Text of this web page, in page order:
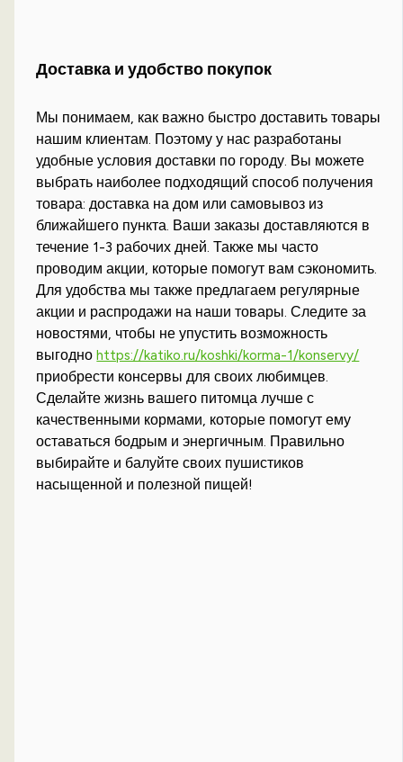
Доставка и удобство покупок
Мы понимаем, как важно быстро доставить товары
нашим клиентам. Поэтому у нас разработаны
удобные условия доставки по городу. Вы можете
выбрать наиболее подходящий способ получения
товара: доставка на дом или самовывоз из
ближайшего пункта. Ваши заказы доставляются в
течение 1-3 рабочих дней. Также мы часто
проводим акции, которые помогут вам сэкономить.
Для удобства мы также предлагаем регулярные
акции и распродажи на наши товары. Следите за
новостями, чтобы не упустить возможность
выгодноhttps://katiko.ru/koshki/korma-1/konservy/
приобрести консервы для своих любимцев.
Сделайте жизнь вашего питомца лучше с
качественными кормами, которые помогут ему
оставаться бодрым и энергичным. Правильно
выбирайте и балуйте своих пушистиков
насыщенной и полезной пищей!